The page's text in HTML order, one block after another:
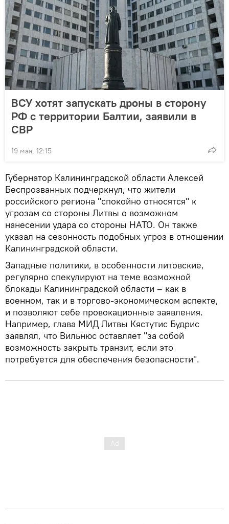
ВСУ хотят запускать дроны в сторону
РФ с территории Балтии, заявили в
СВР
19 мая, 12:15
Губернатор Калининградской области Алексей
Беспрозванных подчеркнул, что жители
российского региона "спокойно относятся" к
угрозам со стороны Литвы о возможном
нанесении удара со стороны НАТО. Он также
указал на сезонность подобных угроз в отношении
Калининградской области.
Западные политики, в особенности литовские,
регулярно спекулируют на теме возможной
блокады Калининградской области – как в
военном, так и в торгово-экономическом аспекте,
и позволяют себе провокационные заявления.
Например, глава МИД Литвы Кястутис Будрис
заявлял, что Вильнюс оставляет "за собой
возможность закрыть транзит, если это
потребуется для обеспечения безопасности".